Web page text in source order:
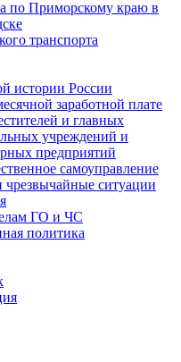
по Приморскому краю в
транспорта
истории России
заработной плате
и главных
учреждений и
предприятий
самоуправление
чрезвычайные ситуации
ГО и ЧС
политика